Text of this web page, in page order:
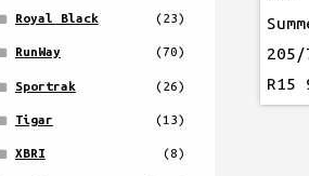
Royal Black (23)
RunWay (70)
Sportrak (26)
Tigar (13)
XBRI (8)